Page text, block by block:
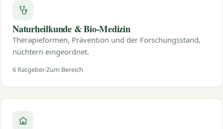
Naturheilkunde & Bio-Medizin
Therapieformen, Prävention und der Forschungsstand,
nüchtern eingeordnet.
6 RatgeberZum Bereich